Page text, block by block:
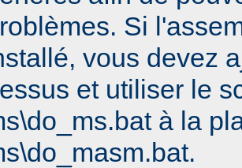
Si
vous devez
et utiliser le
à la